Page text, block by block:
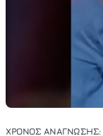
ΧΡΟΝΟΣ ΑΝΑΓΝΩΣΗΣ: